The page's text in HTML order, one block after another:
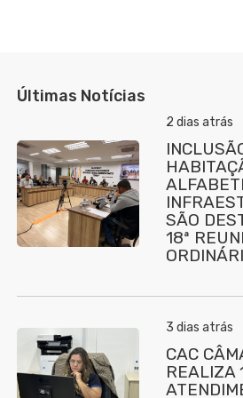
Últimas Notícias
2 dias atrás
SÃO
18ª
3 dias atrás
CAC
REALIZA